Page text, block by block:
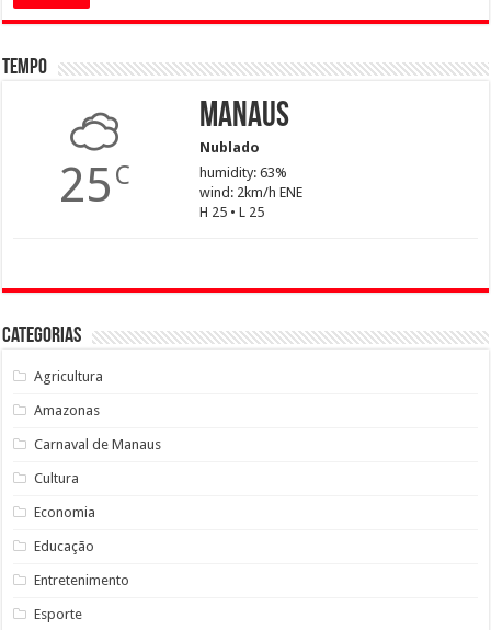
Tempo
25 C
Manaus
Nublado
humidity: 63%
wind: 2km/h ENE
H 25 • L 25
Categorias
Agricultura
Amazonas
Carnaval de Manaus
Cultura
Economia
Educação
Entretenimento
Esporte